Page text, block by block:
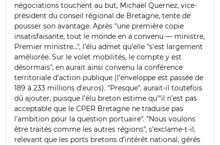
négociations touchent au but, Michaël Quernez, vice-
président du conseil régional de Bretagne, tente de
pousser son avantage. Après "une première copie
insatisfaisante, tout le monde en a convenu — ministre,
Premier ministre…", l’élu admet qu’elle "s’est largement
améliorée. Sur le volet mobilités, le compte y est
désormais", en aurait ainsi convenu la conférence
territoriale d’action publique (l’enveloppe est passée de
189 à 233 millions d’euros). "Presque", aurait-il toutefois
dû ajouter, puisque l’élu breton estime qu’"il n’est pas
acceptable que le CPER Bretagne ne traduise pas
l’ambition pour la question portuaire". "Nous voulons
être traités comme les autres régions", s’exclame-t-il,
relevant que les ports bretons d’intérêt national, gérés